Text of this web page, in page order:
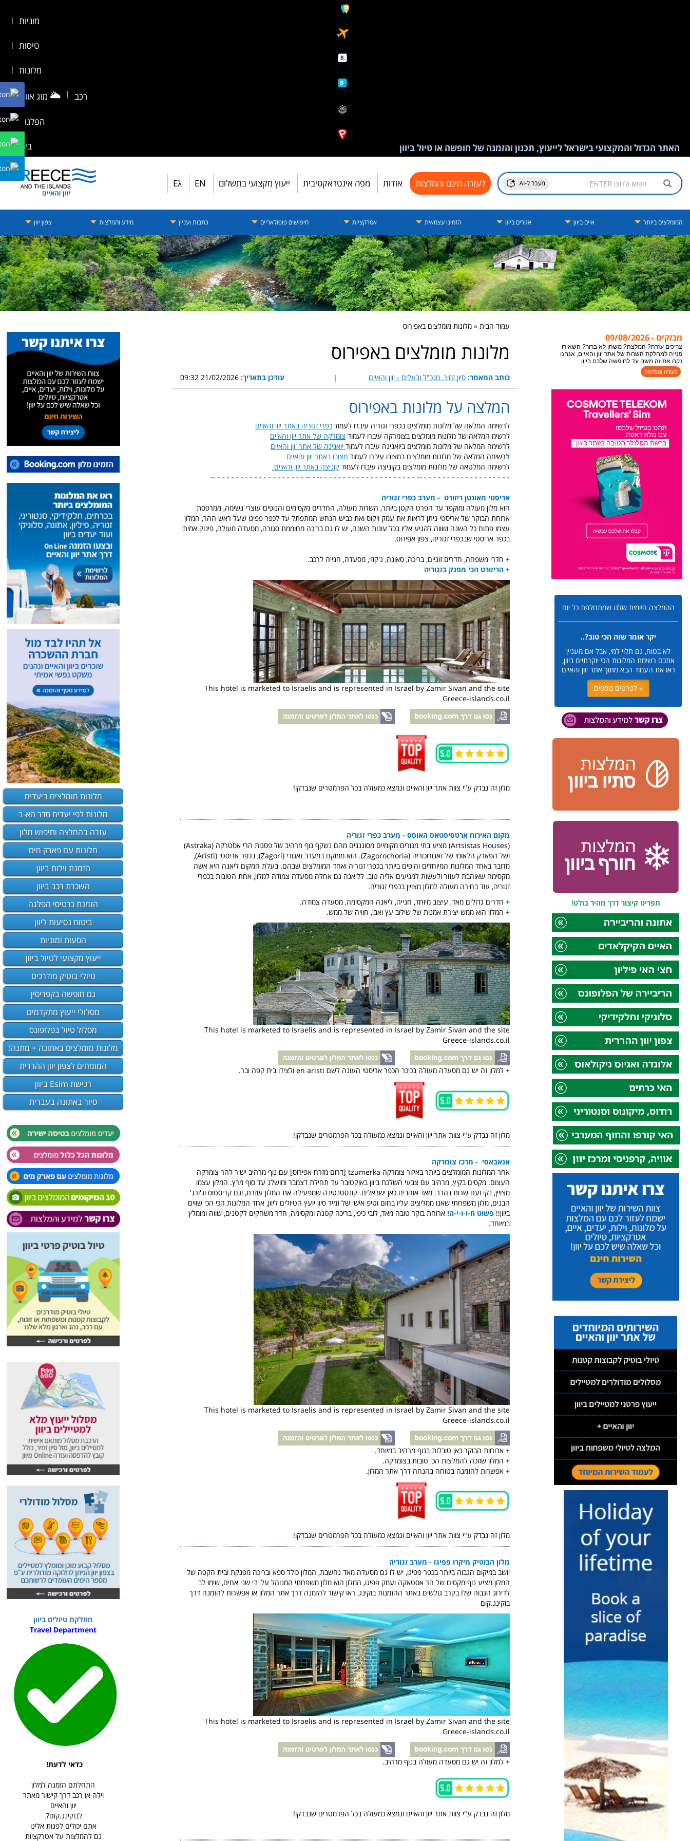
מוניות |
טיסות |
מלונות |
רכב |
🌥️ מזג אוויר |
הפלגות |
ביטוח האתר הגדול והמקצועי בישראל לייעוץ, תכנון והזמנה של חופשה או טיול ביוון
לעזרה חינם והמלצות אודות מפה אינטראקטיבית ייעוץ מקצועי בתשלום EN
Eλ
המומלצים ביותר איים ביוון אזורים ביוון הזמינו עצמאית אטרקציות חיפושים פופולאריים כתבות ועניין מידע והמלצות צפון יוון
עמוד הבית » מלונות מומלצים באפירוס
מבזקים - 09/08/2026
צריכים עזרה? המלצה? משהו לא ברור? השאירו
פנייה למחלקת השרות של אתר יוון והאיים, אנחנו
אתר יוון והאיים מתעדכן במידע חדש כל הזמן, לקבלת
המידע העדכני ביותר לעמוד בו אתם נמצאים או
צופים, מומלץ לבצע ריפרש לעמוד "רענון".
ההמלצה היומית שלנו שמתחלפת כל יום
יקר אומר שזה הכי טוב?..
לא בטוח, גם תלוי למי, אבל אם מעניין
אתכם רשימת המלונות הכי יוקרתיים ביוון,
ראו את העמוד הבא מתוך אתר יוון והאיים
» לפרטים נוספים
תפריט קיצור דרך מהיר בולט!
מלונות מומלצים באפירוס
כותב המאמר: סיון זמיר, מנכ"ל ובעלים - יוון והאיים | עודכן בתאריך: 21/02/2026 09:32
המלצה על מלונות באפירוס
לרשימה המלאה של מלונות מומלצים בכפרי זגוריה עיברו לעמוד כפרי זגוריה באתר יוון והאיים
לרשימ המלאה של מלונות מומלצים בצומרקה עיברו לעמוד צומרקה של אתר יוון והאיים
לרשימה המלאה של מלונות מומלצים ביואנינה עיברו לעמוד יואנינה של אתר יוון והאיים
לרשימה המלאה של מלונות מומלצים במצובו עיברו לעמוד מצובו באתר יוון והאיים
לרשימה המלטאה של מלונות מומלצים בקוניצה עיברו לעמוד קוניצה באתר יוון והאיים.
- - - - - - - - - - - - - - - - - - - -- - - - - - - - - - - - - - - - - - - - - -- - -- - - - - - - - - - - - - - - - - - - - --
אריסטי מאונטן ריזורט - מערב כפרי זגוריה
הוא מלון מעולה ומוקפד עד הפרט הקטן ביותר, השרות מעולה, החדרים מקסימים והנופים עוצרי נשימה, ממרפסת
ארוחת הבוקר של אריסטי ניתן לראות את עמק ויקוס ואת כביש הנחש המתפתל עד לכפר פפיגו שעל ראש ההר, המלון
עצמו פתוח כל השנה ושווה להגיע אליו בכל עונות השנה, יש לו גם בריכה מחוממת סגורה, מסעדה מעולה, פינוק אמיתי
בכפר אריסטי שבכפרי זגוריה, צפון אפירוס.
+ חדרי משפחה, חדרים זוגיים, בריכה, סאונה, ג'קוזי, מסעדה, חנייה לרכב.
+ הריזורט הכי מפנק בזגוריה
This hotel is marketed to Israelis and is represented in Israel by Zamir Sivan and the site
Greece-islands.co.il
מלון זה נבדק ע"י צוות אתר יוון והאיים ונמצא כמעולה בכל הפרמטרים שנבדקו!
מקום האירוח ארטסיסטאס האוסס - מערב כפרי זגוריה
(Artsistas Houses) מציע בתי מגורים מקומיים מסוגננים מהם נשקף נוף מרהיב של פסגות הרי אסטרקה (Astraka)
ושל הפארק הלאומי של זאגורוכוריה (Zagorochoria). הוא ממוקם במערב זאגורי (Zagori), בכפר אריסטי (Aristi),
מדובר באחד המלונות המיוחדים והיפים ביותר בכפרי זגוריה ואחד המומלצים שבהם. בעלת המקום ליאנה היא אשה
מקסימה שאוהבת לעזור ולעשות למגיעים אליה טוב. לליאנה גם אחלה מסעדה צמודה למלון, אחת הטובות בכפרי
זגוריה, עוד בחירה מעולה למלון מצויין בכפרי זגוריה.
+ חדרים גדולים מאד, עיצוב מיוחד, חנייה, ליאנה המקסימה, מסעדה צמודה.
+ המלון הוא ממש יצירת אמנות של שילוב עץ ואבן, חוויה של ממש.
This hotel is marketed to Israelis and is represented in Israel by Zamir Sivan and the site
Greece-islands.co.il
+ למלון זה יש גם מסעדה מעולה בכיכר הכפר אריסטי העונה לשם en aristi ולצידו בית קפה ובר.
מלון זה נבדק ע"י צוות אתר יוון והאיים ונמצא כמעולה בכל הפרמטרים שנבדקו!
אנאבאסי - מרכז צומרקה
אחר המלונות המומלצים ביותר באיזור צומרקה tzumerka [דרום מזרח אפירוס] עם נוף מרהיב ישיר להר צומרקה
העצום. מקסים בקיץ, מרהיב עם צבעי השלכת ביוון באוקטובר עד תחילת דצמבר ומושלג עד סוף מרץ. המלון עצמו
מצויין, נקי ועם שרות נהדר. מאד אוהבים כאן ישראלים. קונסטנטינה שמפעילה את המלון עוזרת, וגם קריסטוס וג'ורג'
הבנים, מלון משפחתי שאנו ממליצים עליו בחום וטיפ אישי של זמיר סיון יועץ הטיולים ליוון, אחד המלונות הכי הכי שווים
ביוון!! פשוט ח-ו-ו-י-ה! ארוחת בוקר טובה מאד, לובי כיפי, בריכה קטנה ומקסימה, חדר משחקים לקטנים, שווה ומומלץ
במיוחד.
This hotel is marketed to Israelis and is represented in Israel by Zamir Sivan and the site
Greece-islands.co.il
+ ארוחות הבוקר כאן טובלות בנוף מרהיב במיוחד.
+ המלון שזוכה להמלצות הכי טובות בצומרקה.
+ אפשרות להזמנה בטוחה בהנחה דרך אתר המלון.
מלון זה נבדק ע"י צוות אתר יוון והאיים ונמצא כמעולה בכל הפרמטרים שנבדקו!
מלון הבוטיק מיקרו פפיגו - מערב זגוריה
יושב במיקום הגבוה ביותר בכפר פפיגו, יש לו גם מסעדה מאד נחשבת, המלון כולל ספא ובריכה מפנקת ובית הקפה של
המלון מציע נוף מקסים של הר אסטאקה ועמק פפיגו, המלון הוא מלון משפחתי המנוהל על ידי שני אחים, שימו לב
לדירוג הגבוה שלו בקרב גולשים באתר ההזמנות בוקינג, ראו קישור להזמנה דרך אתר המלון או אפשרות להזמנה דרך
בוקינג.קום
This hotel is marketed to Israelis and is represented in Israel by Zamir Sivan and the site
Greece-islands.co.il
+ למלון זה יש גם מסעדה מעולה בנוף מרהיב.
מלון זה נבדק ע"י צוות אתר יוון והאיים ונמצא כמעולה בכל הפרמטרים שנבדקו!
מלונות מומלצים ביעדים
מלונות לפי יעדים סדר הא-ב
עזרה בהמלצה וחיפוש מלון
מלונות עם פארק מים
הזמנת וילות ביוון
השכרת רכב ביוון
הזמנת כרטיסי הפלגה
ביטוח נסיעות ליוון
הסעות ומוניות
ייעוץ מקצועי לטיול ביוון
טיולי בוטיק מודרכים
גם חופשה בקפריסין
מסלולי ייעוץ מתקדמים
מסלול טיול בפלופונס
מלונות מומלצים באתונה + מתנה!
המומחים לצפון יוון ההררית
רכישת Esim ביוון
סיור באתונה בעברית
מחלקת טיולים ביוון
Travel Department
כדאי לדעת!
התחלתם הזמנה למלון
וילה או רכב דרך קישור מאתר
יוון והאיים
לבוקינג.קום?.
אתם יכולים לפנות אלינו
גם להמלצות על אטרקציות